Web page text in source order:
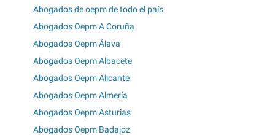
Abogados de oepm de todo el país
Abogados Oepm A Coruña
Abogados Oepm Álava
Abogados Oepm Albacete
Abogados Oepm Alicante
Abogados Oepm Almería
Abogados Oepm Asturias
Abogados Oepm Badajoz